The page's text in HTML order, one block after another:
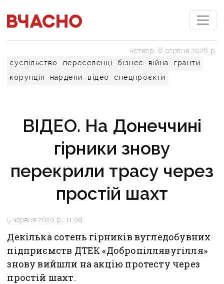
суспільство переселенці бізнес війна
гранти
корупція
нардепи відео спецпроєкти
четвер, 6 серпня 2026 р.
ВІДЕО. На Донеччині
гірники знову
перекрили трасу через
простій шахт
5 червня 2020 р., 11:08
Декілька сотень гірників вугледобувних
підприємств ДТЕК «Добропіллявугілля»
знову вийшли на акцію протесту через
простій шахт.